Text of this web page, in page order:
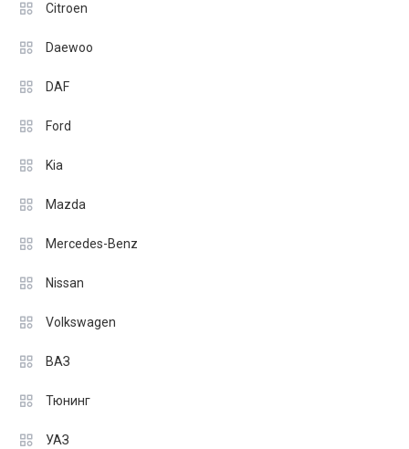
Citroen
Daewoo
DAF
Ford
Kia
Mazda
Mercedes-Benz
Nissan
Volkswagen
ВАЗ
Тюнинг
УАЗ